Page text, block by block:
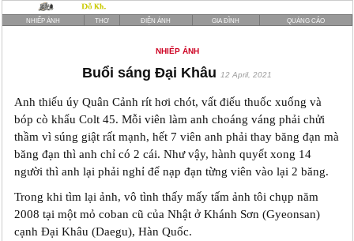
NHIẾP ẢNH THƠ ĐIỆN ẢNH GIA ĐÌNH QUẢNG CÁO
NHIẾP ẢNH
Buổi sáng Đại Khâu 12 April, 2021
Anh thiếu úy Quân Cảnh rít hơi chót, vất điếu thuốc xuống và
bóp cò khẩu Colt 45. Mỗi viên làm anh choáng váng phải chửi
thầm vì súng giật rất mạnh, hết 7 viên anh phải thay băng đạn mà
băng đạn thì anh chỉ có 2 cái. Như vậy, hành quyết xong 14
người thì anh lại phải nghỉ để nạp đạn từng viên vào lại 2 băng.
Trong khi tìm lại ảnh, vô tình thấy mấy tấm ảnh tôi chụp năm
2008 tại một mỏ coban cũ của Nhật ở Khánh Sơn (Gyeonsan)
cạnh Đại Khâu (Daegu), Hàn Quốc.